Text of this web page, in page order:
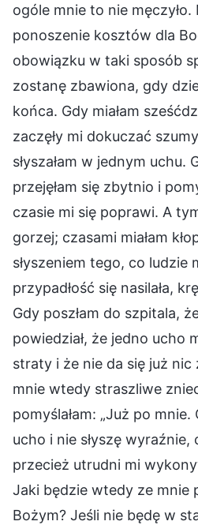
ogóle mnie to nie męczyło.
ponoszenie kosztów dla
obowiązku w taki sposób
zostanę zbawiona, gdy
końca. Gdy miałam
zaczęły mi dokuczać
słyszałam w jednym uchu.
przejęłam się zbytnio i
czasie mi się poprawi. A
gorzej; czasami miałam
słyszeniem tego, co ludzie
przypadłość się nasilała,
Gdy poszłam do szpitala,
powiedział, że jedno ucho
straty i że nie da się już nic
mnie wtedy straszliwe
pomyślałam: „Już po mnie.
ucho i nie słyszę
przecież utrudni mi
Jaki będzie wtedy ze mnie
Bożym? Jeśli nie będę w